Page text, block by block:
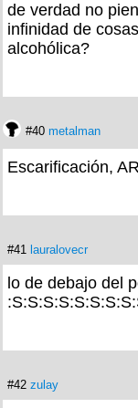
de verdad no
infinidad de
alcohólica?
#40 metalman
Escarificación,
#41 lauralovecr
lo de debajo del
#42 zulay